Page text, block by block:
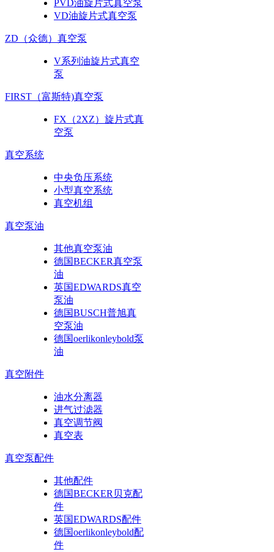
PVD油旋片式真空泵
VD油旋片式真空泵
ZD（众德）真空泵
V系列油旋片式真空
泵
FIRST（富斯特)真空泵
FX（2XZ）旋片式真
空泵
真空系统
中央负压系统
小型真空系统
真空机组
真空泵油
其他真空泵油
德国BECKER真空泵
油
英国EDWARDS真空
泵油
德国BUSCH普旭真
空泵油
德国oerlikonleybold泵
油
真空附件
油水分离器
进气过滤器
真空调节阀
真空表
真空泵配件
其他配件
德国BECKER贝克配
件
英国EDWARDS配件
德国oerlikonleybold配
件